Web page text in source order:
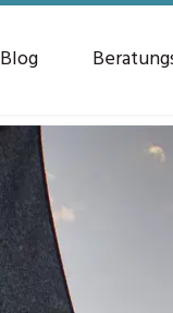
Blog